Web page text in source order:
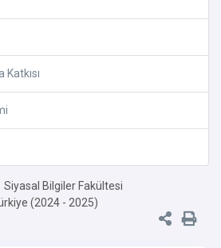
Katkısı
Siyasal Bilgiler Fakültesi
(2024 - 2025)